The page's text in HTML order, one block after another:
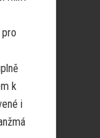
pro
k
i